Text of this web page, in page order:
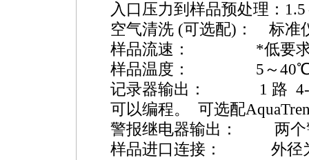
入口压力到样品预处理：1.5
空气清洗 (可选配)： 标准
样品流速： *低要
样品温度： 5～
记录器输出： 1 路 4-20
可以编程。 可选配
警报继电器输出： 两个
样品进口连接： 外径为